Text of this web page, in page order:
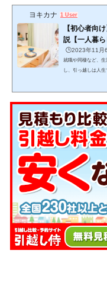
ヨキカナ 1 User
【初心者向
説【一人暮
🕒️2023年11月
就職や同棲など、
し、引っ越しは人
をこなし、失敗し
ュール管理が必要